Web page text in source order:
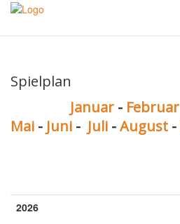
Skip
Spielplan
Januar - Februar
Mai - Juni - Juli -August -
2026